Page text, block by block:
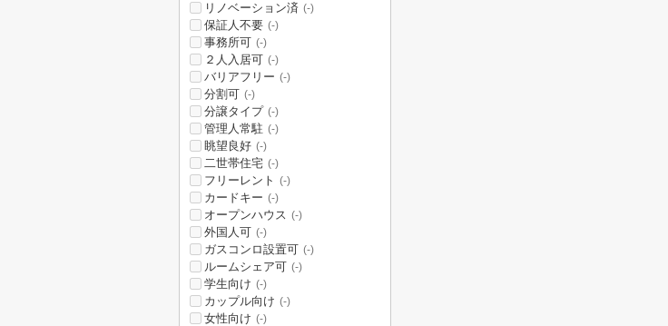
リノベーション済 (-)
保証人不要 (-)
事務所可 (-)
２人入居可 (-)
バリアフリー (-)
分割可 (-)
分譲タイプ (-)
管理人常駐 (-)
眺望良好 (-)
二世帯住宅 (-)
フリーレント (-)
カードキー (-)
オープンハウス (-)
外国人可 (-)
ガスコンロ設置可 (-)
ルームシェア可 (-)
学生向け (-)
カップル向け (-)
女性向け (-)